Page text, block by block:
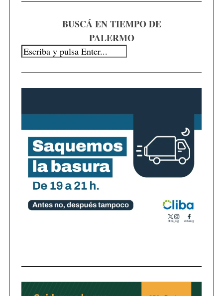
BUSCÁ EN TIEMPO DE
PALERMO